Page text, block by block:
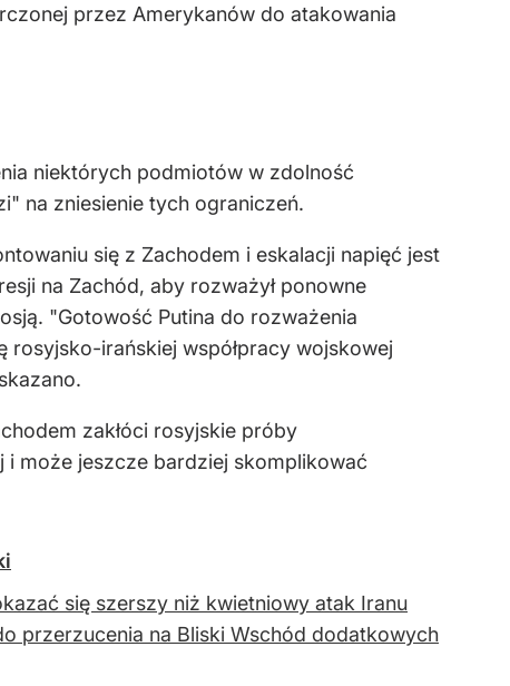
przez Amerykanów do atakowania
niektórych podmiotów w zdolność
na zniesienie tych ograniczeń.
się z Zachodem i eskalacji napięć jest
na Zachód, aby rozważył ponowne
"Gotowość Putina do rozważenia
rosyjsko-irańskiej współpracy wojskowej
zakłóci rosyjskie próby
może jeszcze bardziej skomplikować
się szerszy niż kwietniowy atak Iranu
przerzucenia na Bliski Wschód dodatkowych